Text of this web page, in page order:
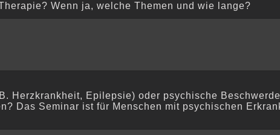
Wenn ja, welche Themen und wie lange?
Herzkrankheit, Epilepsie) oder psychische
Das Seminar ist für Menschen mit psychischen